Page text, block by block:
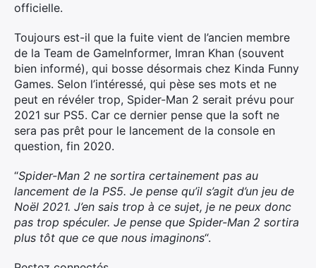
officielle.
Toujours est-il que la fuite vient de l’ancien membre
de la Team de GameInformer, Imran Khan (souvent
bien informé), qui bosse désormais chez Kinda Funny
Games. Selon l’intéressé, qui pèse ses mots et ne
peut en révéler trop, Spider-Man 2 serait prévu pour
2021 sur PS5. Car ce dernier pense que la soft ne
sera pas prêt pour le lancement de la console en
question, fin 2020.
“Spider-Man 2 ne sortira certainement pas au
lancement de la PS5. Je pense qu’il s’agit d’un jeu de
Noël 2021. J’en sais trop à ce sujet, je ne peux donc
pas trop spéculer. Je pense que Spider-Man 2 sortira
plus tôt que ce que nous imaginons“.